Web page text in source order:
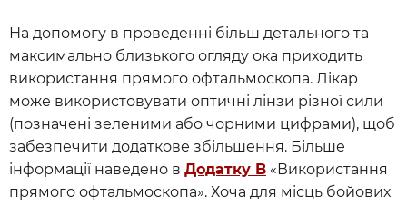
На допомогу в проведенні більш детального та
максимально близького огляду ока приходить
використання прямого офтальмоскопа. Лікар
може використовувати оптичні лінзи різної сили
(позначені зеленими або чорними цифрами), щоб
забезпечити додаткове збільшення. Більше
інформації наведено в Додатку B «Використання
прямого офтальмоскопа». Хоча для місць бойових